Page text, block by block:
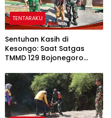
TENTARAKU
Sentuhan Kasih di
Kesongo: Saat Satgas
TMMD 129 Bojonegoro
Menatap Rumah Baru Anak
Tercinta